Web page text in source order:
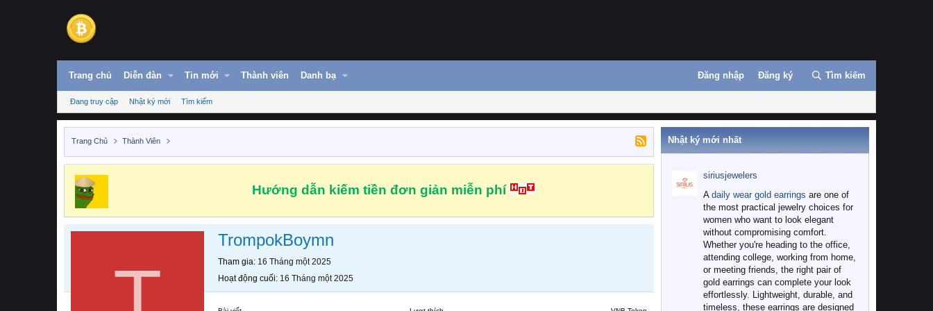
Trang chủ Diễn đàn Tin mới Thành viên Danh bạ Đăng nhập Đăng ký Tìm kiếm
Đang truy cập Nhật ký mới Tìm kiếm
Trang Chủ Thành Viên
Hướng dẫn kiếm tiền đơn giản miễn phí
TrompokBoymn
Tham gia 16 Tháng một 2025
Hoạt động cuối 16 Tháng một 2025
Nhật ký mới nhất
siriusjewelers
A daily wear gold earrings are one of
the most practical jewelry choices for
women who want to look elegant
without compromising comfort.
Whether you're heading to the office,
attending college, working from home,
or meeting friends, the right pair of
gold earrings can complete your look
effortlessly. Lightweight, durable, and
timeless, these earrings are designed